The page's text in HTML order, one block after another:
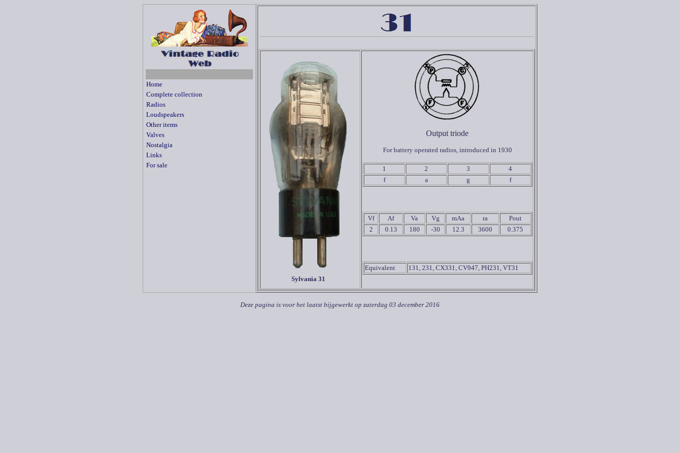
Home
Complete collection
Radios
Loudspeakers
Other items
Valves
Nostalgia
Links
For sale
Sylvania 31
Output triode
For battery operated radios, introduced in 1930
1 2 3
4
f
a g f
Vf Af Va Vg mAa ra
Pout
2
0.13 180 -30 12.3 3600 0.375
Equivalent 131, 231, CX331, CV947, PH231, VT31
Deze pagina is voor het laatst bijgewerkt op zaterdag 03 december 2016